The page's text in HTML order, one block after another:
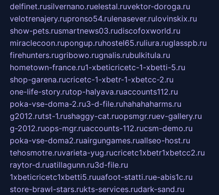
delfinet.rusilvernano.ruelestal.ruvektor-doroga.ru
velotrenajery.rupronso54.rulenasever.rulovinskix.ru
show-pets.rusmartnews03.rudiscofoxworld.ru
miraclecoon.rupongup.ruhostel65.ruliura.ruglasspb.ru
firehunters.rugribowo.rugnalis.rubulkitula.ru
hometown-france.ru1-xbeticricetc-1-xbetti-5.ru
shop-garena.rucricetc-1-xbetr-1-xbetcc-2.ru
one-life-story.rutop-halyava.ruaccounts112.ru
poka-vse-doma-2.ru3-d-file.ruhahahaharms.ru
g2012.rutst-1.rushaggy-cat.ruopsmgr.ruev-gallery.ru
g-2012.ruops-mgr.ruaccounts-112.rucsm-demo.ru
poka-vse-doma2.ruairgungames.ruallseo-host.ru
tehosmotre.ruvarieta-yug.rucricetc1xbetr1xbetcc2.ru
raytor-d.ruatillagunn.ru3d-file.ru
1xbeticricetc1xbetti5.ruuafoot-statti.rue-abis1c.ru
store-brawl-stars.rukts-services.rudark-sand.ru